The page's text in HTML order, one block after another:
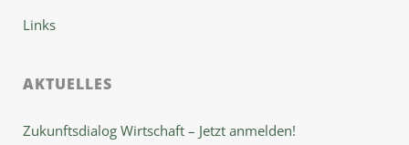
Links
AKTUELLES
Zukunftsdialog Wirtschaft – Jetzt anmelden!